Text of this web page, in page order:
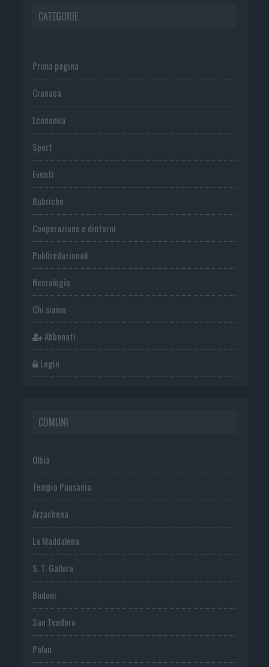
CATEGORIE
Prima pagina
Cronaca
Economia
Sport
Eventi
Rubriche
Cooperazione e dintorni
Publiredazionali
Necrologie
Chi siamo
Abbonati
Login
COMUNI
Olbia
Tempio Pausania
Arzachena
La Maddalena
S. T. Gallura
Budoni
San Teodoro
Palau